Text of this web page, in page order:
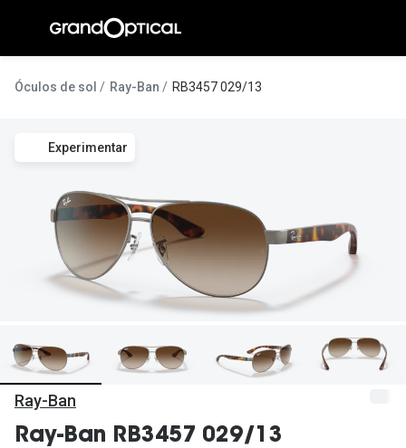
conteúdo
Pedro
Marta
Ayres
Inês
Óculos de sol Ray-Ban RB3457 029/13
Experimentar
Ray-Ban
Ray-Ban RB3457 029/13